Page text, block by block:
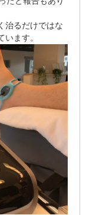
治るだけではな
ます。